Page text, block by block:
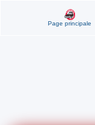
Page principale